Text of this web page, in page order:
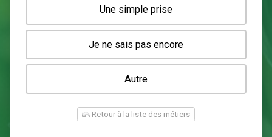
Une wallbox en monophasé (7kW)
Une prise renforcée (type greenup)
Une simple prise